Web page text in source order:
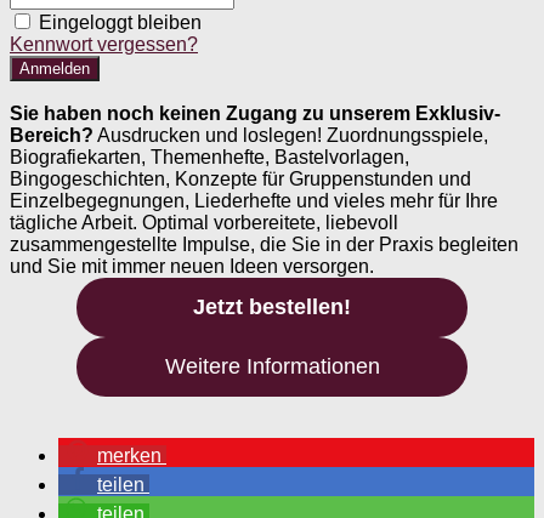
Eingeloggt bleiben
Kennwort vergessen?
Sie haben noch keinen Zugang zu unserem Exklusiv-
Bereich? Ausdrucken und loslegen! Zuordnungsspiele,
Biografiekarten, Themenhefte, Bastelvorlagen,
Bingogeschichten, Konzepte für Gruppenstunden und
Einzelbegegnungen, Liederhefte und vieles mehr für Ihre
tägliche Arbeit. Optimal vorbereitete, liebevoll
zusammengestellte Impulse, die Sie in der Praxis begleiten
und Sie mit immer neuen Ideen versorgen.
Jetzt bestellen!
Weitere Informationen
merken
teilen
teilen